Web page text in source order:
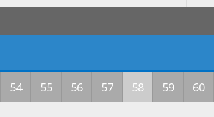
54 55 56 57 58 59 60